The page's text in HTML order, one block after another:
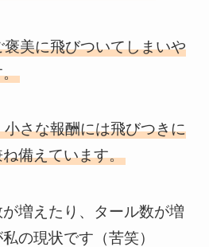
美に飛びついてしまいや
。
さな報酬には飛びつきに
備えています。
増えたり、タール数が増
の現状です（苦笑）